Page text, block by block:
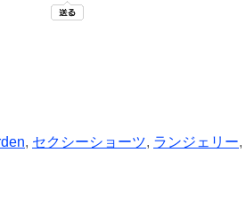
, セクシーショーツ, ランジェリー,